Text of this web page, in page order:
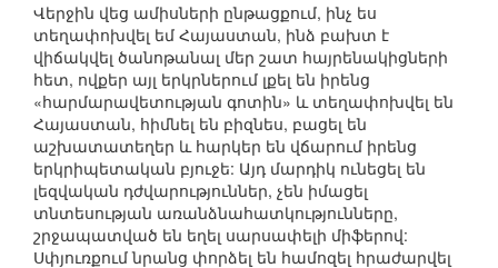
Վերջին վեց ամիսների ընթացքում, ինչ ես
տեղափոխվել եմ Հայաստան, ինձ բախտ է
վիճակվել ծանոթանալ մեր շատ հայրենակիցների
հետ, ովքեր այլ երկրներում լքել են իրենց
«հարմարավետության գոտին» և տեղափոխվել են
Հայաստան, հիմնել են բիզնես, բացել են
աշխատատեղեր և հարկեր են վճարում իրենց
երկրիպետական բյուջե: Այդ մարդիկ ունեցել են
լեզվական դժվարություններ, չեն իմացել
տնտեսության առանձնահատկությունները,
շրջապատված են եղել սարսափելի միֆերով:
Սփյուռքում նրանց փորձել են համոզել հրաժարվել